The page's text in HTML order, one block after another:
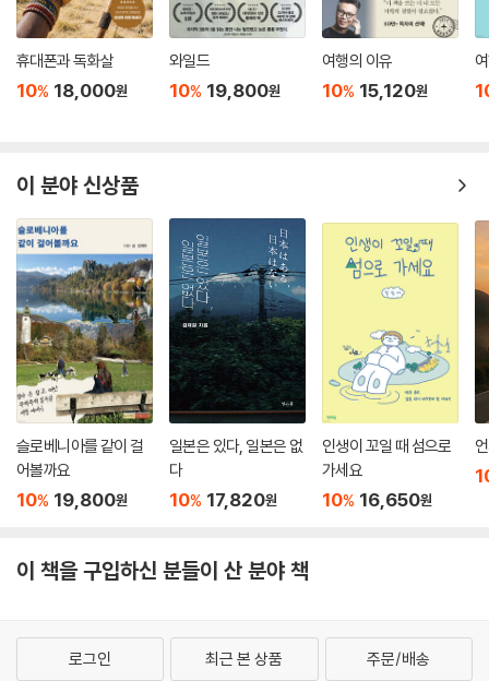
휴대폰과 독화살
10% 18,000원
와일드
10% 19,800원
여행의 이유
10% 15,120원
이 분야 신상품
슬로베니아를 같이 걸
어볼까요
10% 19,800원
일본은 있다, 일본은 없
다
10% 17,820원
인생이 꼬일 때 섬으로
가세요
10% 16,650원
이 책을 구입하신 분들이 산 분야 책
로그인 최근 본 상품 주문/배송